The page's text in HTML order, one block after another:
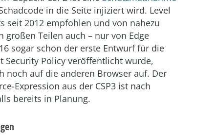
in die Seite injiziert wird. Level
seit 2012 empfohlen und von nahezu
Teilen auch – nur von Edge
sogar schon der erste Entwurf für die
Security Policy veröffentlicht wurde,
noch auf die anderen Browser auf. Der
Expression aus der CSP3 ist nach
bereits in Planung.